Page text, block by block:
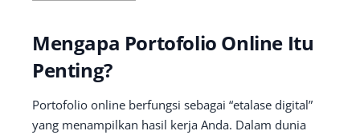
Mengapa Portofolio Online Itu
Penting?
Portofolio online berfungsi sebagai “etalase digital”
yang menampilkan hasil kerja Anda. Dalam dunia